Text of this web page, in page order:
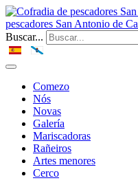
pescadores San Antonio de
Buscar...
Comezo
Nós
Novas
Galería
Mariscadoras
Rañeiros
Artes menores
Cerco